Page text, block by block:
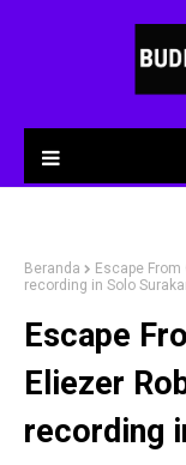
Beranda
Escape
recording in Solo
Escape
Eliezer
recording